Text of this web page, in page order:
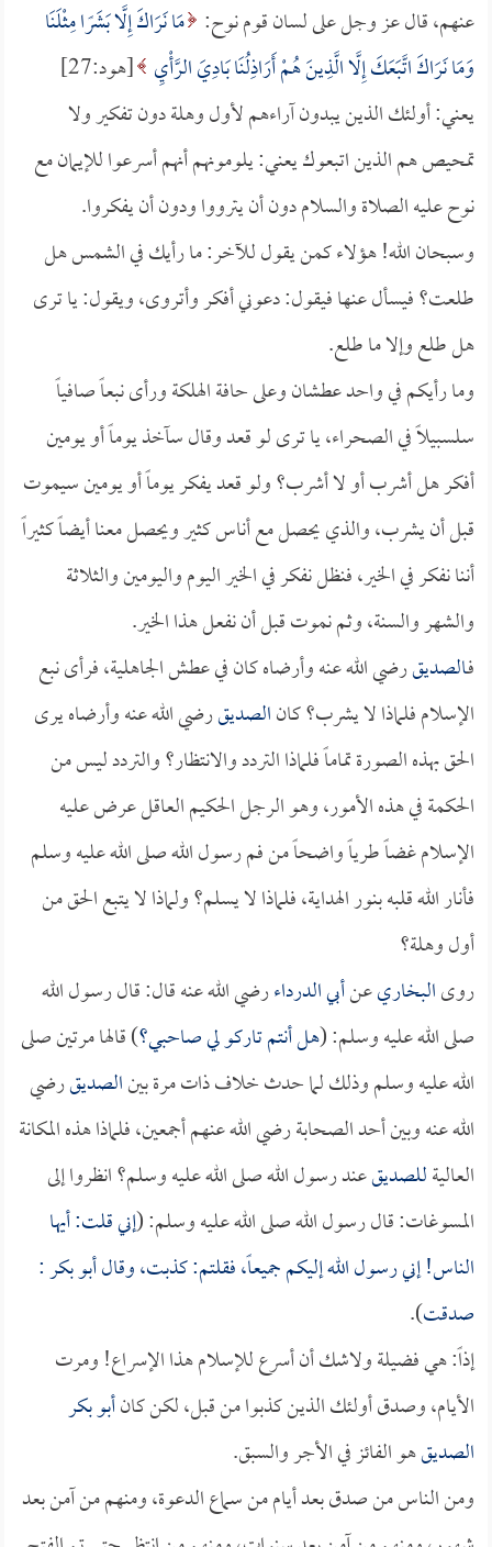
عنهم، قال عز وجل على لسان قوم نوح: مَا نَرَاكَ إِلَّا بَشَرًا مِثْلَنَا
وَمَا نَرَاكَ اتَّبَعَكَ إِلَّا الَّذِينَ هُمْ أَرَاذِلُنَا بَادِيَ الرَّأْيِ
[هود:27]
يعني: أولئك الذين يبدون آراءهم لأول وهلة دون تفكير ولا
تمحيص هم الذين اتبعوك يعني: يلومونهم أنهم أسرعوا للإيمان مع
نوح عليه الصلاة والسلام دون أن يترووا ودون أن يفكروا.
وسبحان الله! هؤلاء كمن يقول للآخر: ما رأيك في الشمس هل
طلعت؟ فيسأل عنها فيقول: دعوني أفكر وأتروى، ويقول: يا ترى
هل طلع وإلا ما طلع.
وما رأيكم في واحد عطشان وعلى حافة الهلكة ورأى نبعاً صافياً
سلسبيلاً في الصحراء، يا ترى لو قعد وقال سآخذ يوماً أو يومين
أفكر هل أشرب أو لا أشرب؟ ولو قعد يفكر يوماً أو يومين سيموت
قبل أن يشرب، والذي يحصل مع أناس كثير ويحصل معنا أيضاً كثيراً
أننا نفكر في الخير، فنظل نفكر في الخير اليوم واليومين والثلاثة
والشهر والسنة، وثم نموت قبل أن نفعل هذا الخير.
فـالصديقرضي الله عنه وأرضاه كان في عطش الجاهلية، فرأى نبع
الإسلام فلماذا لا يشرب؟ كانالصديقرضي الله عنه وأرضاه يرى
الحق بهذه الصورة تماماً فلماذا التردد والانتظار؟ والتردد ليس من
الحكمة في هذه الأمور، وهو الرجل الحكيم العاقل عرض عليه
الإسلام غضاً طرياً واضحاً من فم رسول الله صلى الله عليه وسلم
فأنار الله قلبه بنور الهداية، فلماذا لا يسلم؟ ولماذا لا يتبع الحق من
أول وهلة؟
روىالبخاريعنأبي الدرداءرضي الله عنه قال: قال رسول الله
صلى الله عليه وسلم: (هل أنتم تاركو لي صاحبي؟) قالها مرتين صلى
الله عليه وسلم وذلك لما حدث خلاف ذات مرة بينالصديقرضي
الله عنه وبين أحد الصحابة رضي الله عنهم أجمعين، فلماذا هذه المكانة
العاليةللصديقعند رسول الله صلى الله عليه وسلم؟ انظروا إلى
المسوغات: قال رسول الله صلى الله عليه وسلم: (إني قلت: أيها
الناس! إني رسول الله إليكم جميعاً، فقلتم: كذبت، وقالأبو بكر:
صدقت).
إذاً: هي فضيلة ولاشك أن أسرع للإسلام هذا الإسراع! ومرت
الأيام، وصدق أولئك الذين كذبوا من قبل، لكن كانأبو بكر
الصديقهو الفائز في الأجر والسبق.
ومن الناس من صدق بعد أيام من سماع الدعوة، ومنهم من آمن بعد